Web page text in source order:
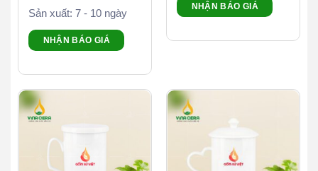
Sản xuất: 7 - 10 ngày
NHẬN BÁO GIÁ
NHẬN BÁO GIÁ